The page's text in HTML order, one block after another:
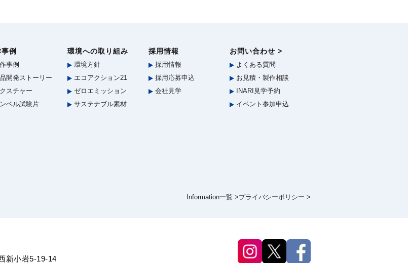
例
事例
開発ストーリー
スチャー
ベル試験片
環境への取り組み
環境方針
エコアクション21
ゼロエミッション
サステナブル素材
採用情報
採用情報
採用応募申込
会社見学
お問い合わせ >
よくある質問
お見積・製作相談
INARI見学予約
イベント参加申込
Information一覧 >プライバシーポリシー >
新小岩5-19-14